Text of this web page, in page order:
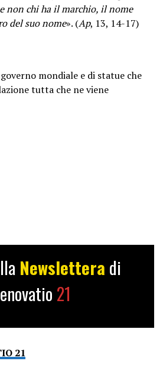
non chi ha il marchio, il nome
del suo nome». (Ap, 13, 14-17)
mondiale e di statue che
tutta che ne viene
Newslettera di
21
21